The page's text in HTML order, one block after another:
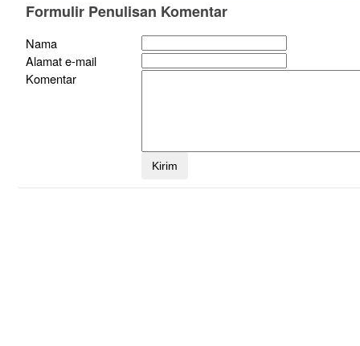
Formulir Penulisan Komentar
Nama
Alamat e-mail
Komentar